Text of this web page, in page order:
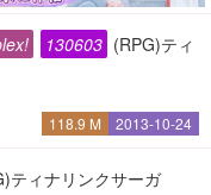
130603 (RPG)ティ
118.9 M 2013-10-24
ティナリンクサーガ